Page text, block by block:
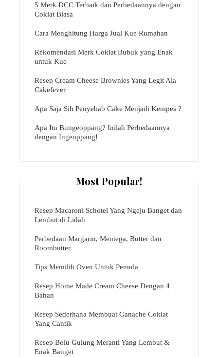
5 Merk DCC Terbaik dan Perbedaannya dengan
Coklat Biasa
Cara Menghitung Harga Jual Kue Rumahan
Rekomendasi Merk Coklat Bubuk yang Enak
untuk Kue
Resep Cream Cheese Brownies Yang Legit Ala
Cakefever
Apa Saja Sih Penyebab Cake Menjadi Kempes ?
Apa Itu Bungeoppang? Inilah Perbedaannya
dengan Ingeoppang!
Most Popular!
Resep Macaroni Schotel Yang Ngeju Banget dan
Lembut di Lidah
Perbedaan Margarin, Mentega, Butter dan
Roombutter
Tips Memilih Oven Untuk Pemula
Resep Home Made Cream Cheese Dengan 4
Bahan
Resep Sederhana Membuat Ganache Coklat
Yang Cantik
Resep Bolu Gulung Meranti Yang Lembut &
Enak Banget